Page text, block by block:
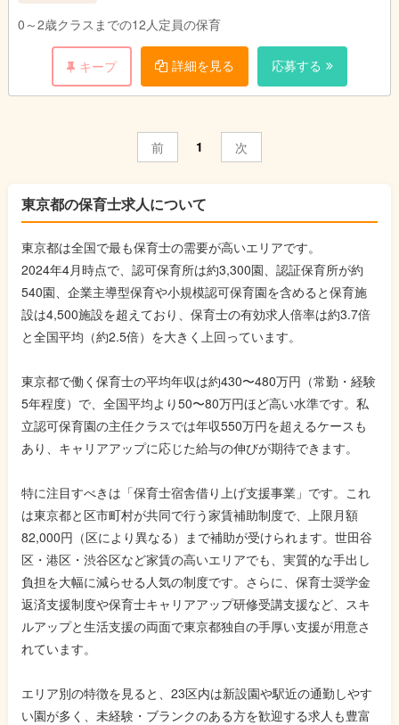
0～2歳クラスまでの12人定員の保育
キープ 詳細を見る 応募する
前 1 次
東京都の保育士求人について
東京都は全国で最も保育士の需要が高いエリアです。
2024年4月時点で、認可保育所は約3,300園、認証保育所が約
540園、企業主導型保育や小規模認可保育園を含めると保育施
設は4,500施設を超えており、保育士の有効求人倍率は約3.7倍
と全国平均（約2.5倍）を大きく上回っています。
東京都で働く保育士の平均年収は約430〜480万円（常勤・経験
5年程度）で、全国平均より50〜80万円ほど高い水準です。私
立認可保育園の主任クラスでは年収550万円を超えるケースも
あり、キャリアアップに応じた給与の伸びが期待できます。
特に注目すべきは「保育士宿舎借り上げ支援事業」です。これ
は東京都と区市町村が共同で行う家賃補助制度で、上限月額
82,000円（区により異なる）まで補助が受けられます。世田谷
区・港区・渋谷区など家賃の高いエリアでも、実質的な手出し
負担を大幅に減らせる人気の制度です。さらに、保育士奨学金
返済支援制度や保育士キャリアアップ研修受講支援など、スキ
ルアップと生活支援の両面で東京都独自の手厚い支援が用意さ
れています。
エリア別の特徴を見ると、23区内は新設園や駅近の通勤しやす
い園が多く、未経験・ブランクのある方を歓迎する求人も豊富